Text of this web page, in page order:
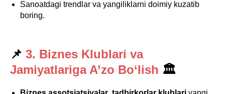
Sanoatdagi trendlar va yangiliklarni doimiy kuzatib
boring.
📌 3. Biznes Klublari va
Jamiyatlariga A’zo Bo‘lish 🏛